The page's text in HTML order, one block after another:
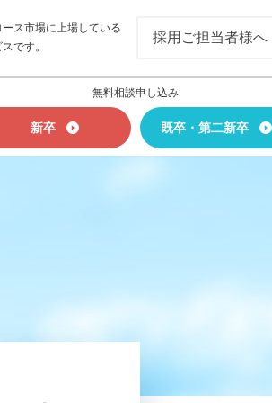
ス市場に上場している
です。
採用ご担当者様へ
無料相談申し込み
新卒 既卒・第二新卒